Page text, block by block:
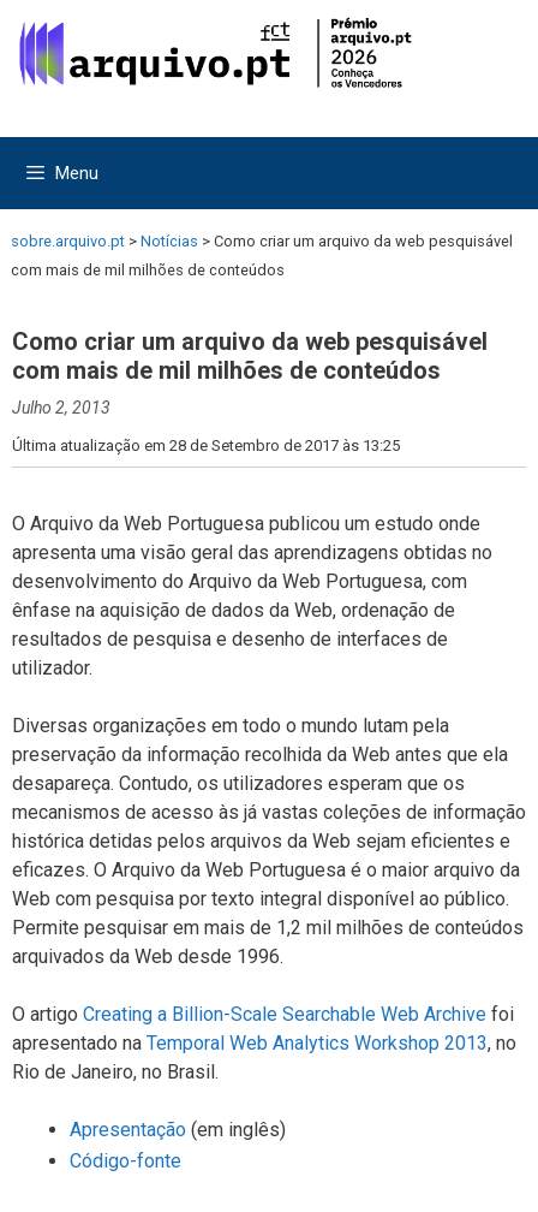
para
para
Menu
sobre.arquivo.pt > Notícias > Como criar um arquivo da web pesquisável
com mais de mil milhões de conteúdos
Como criar um arquivo da web pesquisável
com mais de mil milhões de conteúdos
Julho 2, 2013
Última atualização em 28 de Setembro de 2017 às 13:25
O Arquivo da Web Portuguesa publicou um estudo onde
apresenta uma visão geral das aprendizagens obtidas no
desenvolvimento do Arquivo da Web Portuguesa, com
ênfase na aquisição de dados da Web, ordenação de
resultados de pesquisa e desenho de interfaces de
utilizador.
Diversas organizações em todo o mundo lutam pela
preservação da informação recolhida da Web antes que ela
desapareça. Contudo, os utilizadores esperam que os
mecanismos de acesso às já vastas coleções de informação
histórica detidas pelos arquivos da Web sejam eficientes e
eficazes. O Arquivo da Web Portuguesa é o maior arquivo da
Web com pesquisa por texto integral disponível ao público.
Permite pesquisar em mais de 1,2 mil milhões de conteúdos
arquivados da Web desde 1996.
O artigo Creating a Billion-Scale Searchable Web Archive foi
apresentado na Temporal Web Analytics Workshop 2013, no
Rio de Janeiro, no Brasil.
Apresentação (em inglês)
Código-fonte